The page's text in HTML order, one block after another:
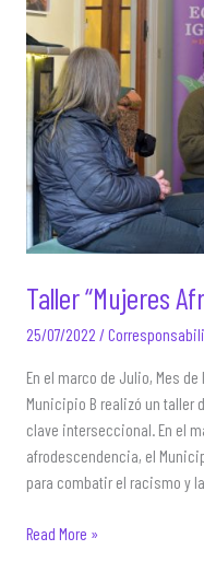
de
mujeres
migrantes
Taller “Mujeres
25/07/2022 /
En el marco de Julio, Mes
Municipio B realizó un taller
clave interseccional. En el
afrodescendencia, el
para combatir el racismo y
Taller
Read More »